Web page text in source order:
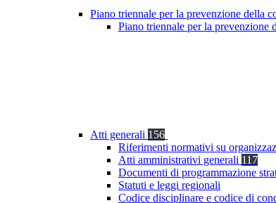
Piano triennale per la prevenzione della
Piano triennale per la prevenzione
Atti generali 156
Riferimenti normativi su
Atti amministrativi generali 117
Documenti di programmazione
Statuti e leggi regionali
Codice disciplinare e codice di